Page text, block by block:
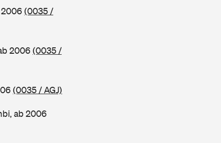
2006 (0035 /
2006 (0035 /
(0035 / AGJ)
ab 2006